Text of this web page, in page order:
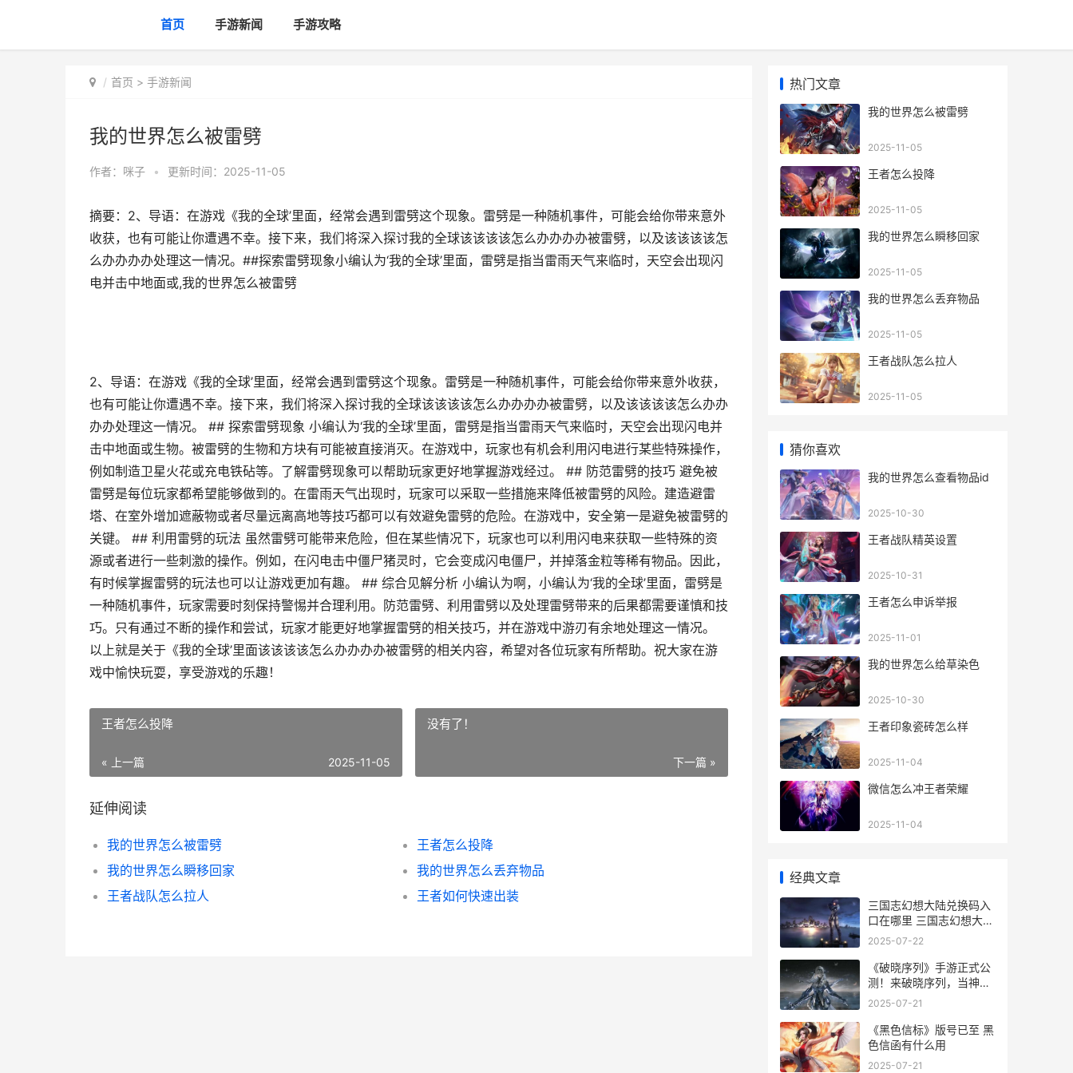
首页 手游新闻 手游攻略
首页 > 手游新闻
我的世界怎么被雷劈
作者： 咪子 • 更新时间：2025-11-05
摘要：2、导语：在游戏《我的全球’里面，经常会遇到雷劈这个现象。雷劈是一种随机事件，可能会给你带来意外
收获，也有可能让你遭遇不幸。接下来，我们将深入探讨我的全球该该该该怎么办办办办被雷劈，以及该该该该怎
么办办办办处理这一情况。##探索雷劈现象小编认为‘我的全球’里面，雷劈是指当雷雨天气来临时，天空会出现闪
电并击中地面或,我的世界怎么被雷劈
2、导语：在游戏《我的全球’里面，经常会遇到雷劈这个现象。雷劈是一种随机事件，可能会给你带来意外收获，
也有可能让你遭遇不幸。接下来，我们将深入探讨我的全球该该该该怎么办办办办被雷劈，以及该该该该怎么办办
办办处理这一情况。 ## 探索雷劈现象 小编认为‘我的全球’里面，雷劈是指当雷雨天气来临时，天空会出现闪电并
击中地面或生物。被雷劈的生物和方块有可能被直接消灭。在游戏中，玩家也有机会利用闪电进行某些特殊操作，
例如制造卫星火花或充电铁砧等。了解雷劈现象可以帮助玩家更好地掌握游戏经过。 ## 防范雷劈的技巧 避免被
雷劈是每位玩家都希望能够做到的。在雷雨天气出现时，玩家可以采取一些措施来降低被雷劈的风险。建造避雷
塔、在室外增加遮蔽物或者尽量远离高地等技巧都可以有效避免雷劈的危险。在游戏中，安全第一是避免被雷劈的
关键。 ## 利用雷劈的玩法 虽然雷劈可能带来危险，但在某些情况下，玩家也可以利用闪电来获取一些特殊的资
源或者进行一些刺激的操作。例如，在闪电击中僵尸猪灵时，它会变成闪电僵尸，并掉落金粒等稀有物品。因此，
有时候掌握雷劈的玩法也可以让游戏更加有趣。 ## 综合见解分析 小编认为啊，小编认为‘我的全球’里面，雷劈是
一种随机事件，玩家需要时刻保持警惕并合理利用。防范雷劈、利用雷劈以及处理雷劈带来的后果都需要谨慎和技
巧。只有通过不断的操作和尝试，玩家才能更好地掌握雷劈的相关技巧，并在游戏中游刃有余地处理这一情况。
以上就是关于《我的全球’里面该该该该怎么办办办办被雷劈的相关内容，希望对各位玩家有所帮助。祝大家在游
戏中愉快玩耍，享受游戏的乐趣！
王者怎么投降
« 上一篇 2025-11-05
没有了！
下一篇 »
延伸阅读
我的世界怎么被雷劈
王者怎么投降
我的世界怎么瞬移回家
我的世界怎么丢弃物品
王者战队怎么拉人
王者如何快速出装
热门文章
我的世界怎么被雷劈
2025-11-05
王者怎么投降
2025-11-05
我的世界怎么瞬移回家
2025-11-05
我的世界怎么丢弃物品
2025-11-05
王者战队怎么拉人
2025-11-05
猜你喜欢
我的世界怎么查看物品id
2025-10-30
王者战队精英设置
2025-10-31
王者怎么申诉举报
2025-11-01
我的世界怎么给草染色
2025-10-30
王者印象瓷砖怎么样
2025-11-04
微信怎么冲王者荣耀
2025-11-04
经典文章
三国志幻想大陆兑换码入
口在哪里 三国志幻想大陆
礼包码
2025-07-22
《破晓序列》手游正式公
测！来破晓序列，当神仙
天师！_ 破晓官方
2025-07-21
《黑色信标》版号已至 黑
色信函有什么用
2025-07-21